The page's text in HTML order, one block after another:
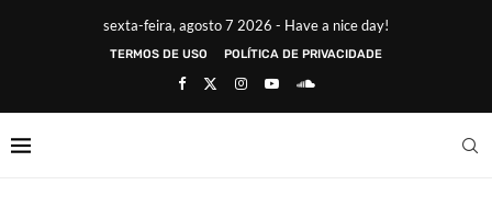
sexta-feira, agosto 7 2026 - Have a nice day!
TERMOS DE USO POLÍTICA DE PRIVACIDADE